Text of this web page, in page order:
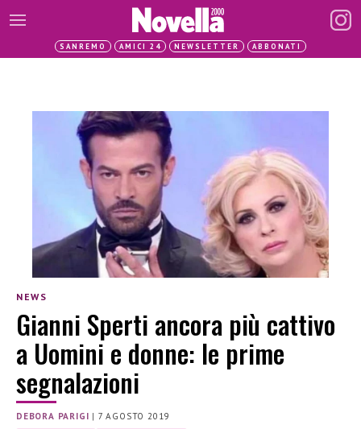
SANREMO AMICI 24 NEWSLETTER ABBONATI
NEWS
Gianni Sperti ancora più cattivo
a Uomini e donne: le prime
segnalazioni
DEBORA PARIGI | 7 AGOSTO 2019